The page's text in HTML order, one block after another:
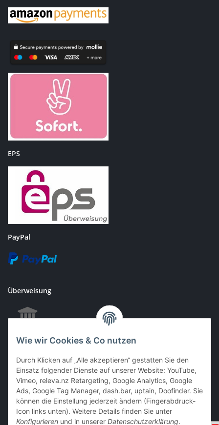
Wie wir Cookies & Co nutzen
Durch Klicken auf „Alle akzeptieren“ gestatten Sie den
Einsatz folgender Dienste auf unserer Website: YouTube,
Vimeo, releva.nz Retargeting, Google Analytics, Google
Ads, Google Tag Manager, dash.bar, uptain, Doofinder. Sie
können die Einstellung jederzeit ändern (Fingerabdruck-
Icon links unten). Weitere Details finden Sie unter
Konfigurieren und in unserer Datenschutzerklärung.
EPS
PayPal
Überweisung
EC & Kreditkartenzahlung bei Abholung
Barzahlung bei Abholung